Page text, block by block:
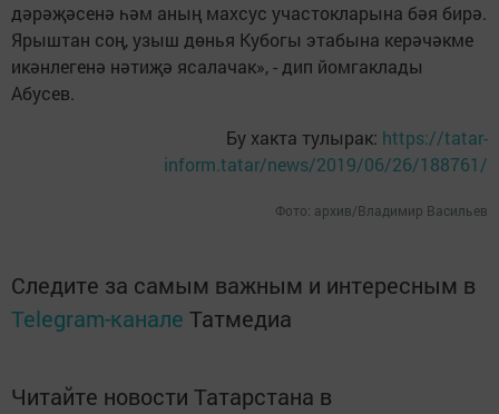
дәрәҗәсенә һәм аның махсус участокларына бәя бирә.
Ярыштан соң, узыш дөнья Кубогы этабына керәчәкме
икәнлегенә нәтиҗә ясалачак», - дип йомгаклады
Абусев.
Бу хакта тулырак: https://tatar-
inform.tatar/news/2019/06/26/188761/
Фото: архив/Владимир Васильев
Следите за самым важным и интересным в
Telegram-канале Татмедиа
Читайте новости Татарстана в